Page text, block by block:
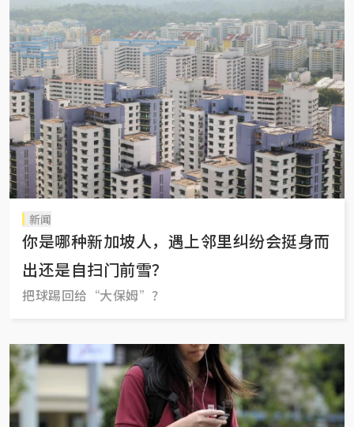
新闻
你是哪种新加坡人，遇上邻里纠纷会挺身而
出还是自扫门前雪？
把球踢回给“大保姆”？